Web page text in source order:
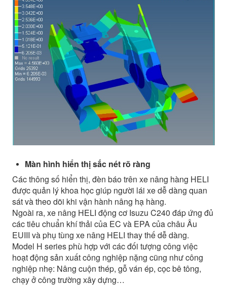
Màn hình hiển thị sắc nét rõ ràng
Các thông số hiển thị, đèn báo trên xe nâng hàng HELI
được quản lý khoa học giúp người lái xe dễ dàng quan
sát và theo dõi khi vận hành nâng hạ hàng.
Ngoài ra, xe nâng HELI động cơ Isuzu C240 đáp ứng đủ
các tiêu chuẩn khí thải của EC và EPA của châu Âu
EUIII và phụ tùng xe nâng HELI thay thế dễ dàng.
Model H series phù hợp với các đối tượng công việc
hoạt động sản xuất công nghiệp nặng cũng như công
nghiệp nhẹ: Nâng cuộn thép, gỗ ván ép, cọc bê tông,
chạy ở công trường xây dựng…